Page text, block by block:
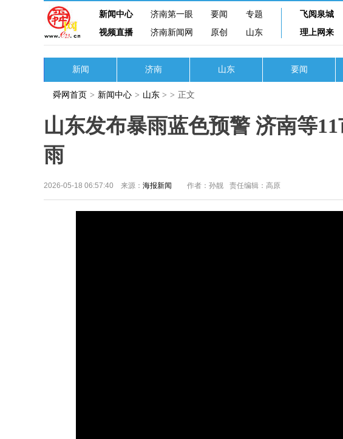
新闻中心 济南第一眼 要闻
专题
视频直播
济南新闻网 原创 山东
飞阅泉城
理上网来
新闻 济南 山东 要闻
舜网首页 > 新闻中心 > 山东 > > 正文
山东发布暴雨蓝色预警 济南等
雨
2026-05-18 06:57:40 来源： 海报新闻 作者：孙靓 责任编辑：高原